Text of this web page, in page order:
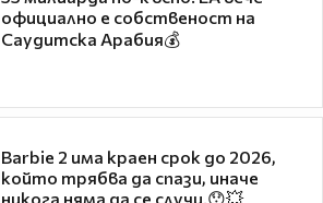
официално е собственост на
Саудитска Арабия💰
Barbie 2 има краен срок до 2026,
който трябва да спази, иначе
никога няма да се случи.😯💥